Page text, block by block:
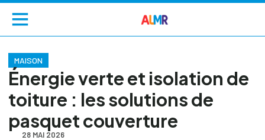
MAISON
Énergie verte et isolation de
toiture : les solutions de
pasquet couverture
28 MAI 2026